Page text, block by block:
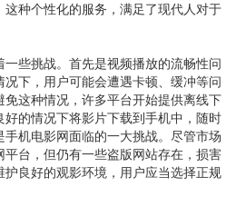
种个性化的服务，满足了现代人对于
些挑战。首先是视频播放的流畅性问
下，用户可能会遭遇卡顿、缓冲等问
这种情况，许多平台开始提供离线下
的情况下将影片下载到手机中，随时
机电影网面临的一大挑战。尽管市场
台，但仍有一些盗版网站存在，损害
良好的观影环境，用户应当选择正规